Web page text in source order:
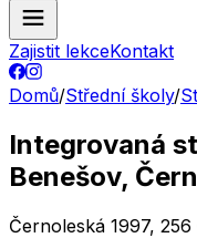
Zajistit lekceKontakt
Domů/Střední školy/
Integrovaná
Benešov,
Černoleská 1997,